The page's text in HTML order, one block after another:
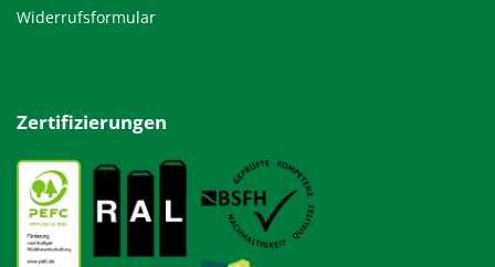
Widerrufsformular
Zertifizierungen